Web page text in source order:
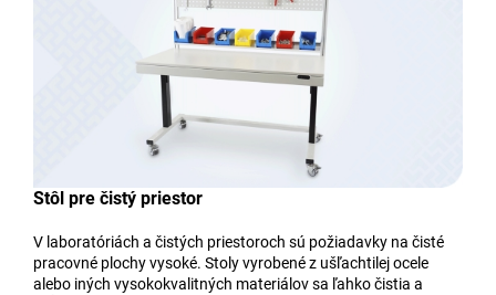
Stôl pre čistý priestor
V laboratóriách a čistých priestoroch sú požiadavky na čisté
pracovné plochy vysoké. Stoly vyrobené z ušľachtilej ocele
alebo iných vysokokvalitných materiálov sa ľahko čistia a